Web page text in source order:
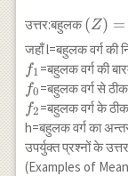
उत्तर:बहुलक(Z) =
जहाँ l=बहुलक वर्ग की
f_1
f1 =बहुलक वर्ग की
f_0
f0 =बहुलक वर्ग से ठीक
f_2
f2 =बहुलक वर्ग के ठीक
h=बहुलक वर्ग का
उपर्युक्त प्रश्नों के
(Examples of